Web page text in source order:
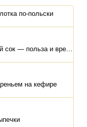
по-польски
Свежевыжатый сок — польза и вред, как правильно пить, как хранить
на кефире